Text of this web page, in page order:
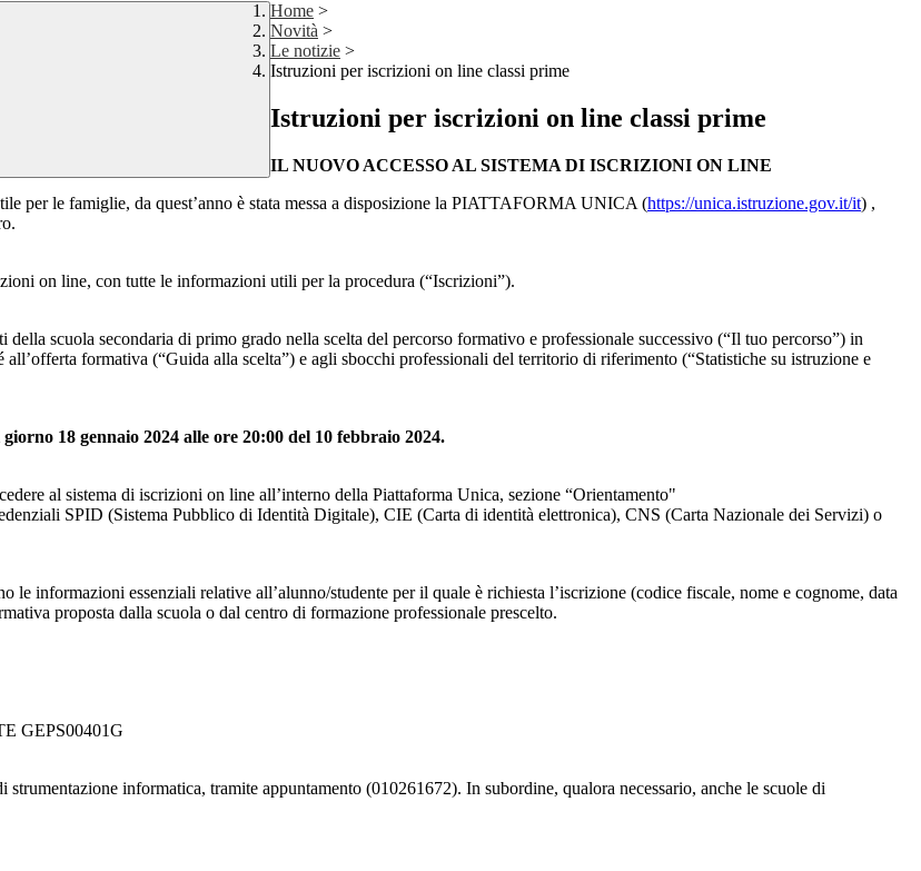
Home >
Novità >
Le notizie >
Istruzioni per iscrizioni on line classi prime
Istruzioni per iscrizioni on line classi prime
IL NUOVO ACCESSO AL SISTEMA DI ISCRIZIONI ON LINE
per le famiglie, da quest’anno è stata messa a disposizione la PIATTAFORMA UNICA (https://unica.istruzione.gov.it/it) ,
on line, con tutte le informazioni utili per la procedura (“Iscrizioni”).
scuola secondaria di primo grado nella scelta del percorso formativo e professionale successivo (“Il tuo percorso”) in
formativa (“Guida alla scelta”) e agli sbocchi professionali del territorio di riferimento (“Statistiche su istruzione e
18 gennaio 2024 alle ore 20:00 del 10 febbraio 2024.
al sistema di iscrizioni on line all’interno della Piattaforma Unica, sezione “Orientamento"
SPID (Sistema Pubblico di Identità Digitale), CIE (Carta di identità elettronica), CNS (Carta Nazionale dei Servizi) o
informazioni essenziali relative all’alunno/studente per il quale è richiesta l’iscrizione (codice fiscale, nome e cognome, data
proposta dalla scuola o dal centro di formazione professionale prescelto.
GEPS00401G
informatica, tramite appuntamento (010261672). In subordine, qualora necessario, anche le scuole di